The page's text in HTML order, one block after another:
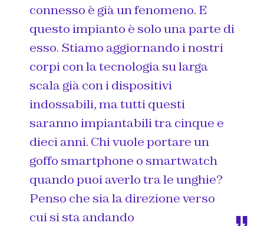
connesso è già un fenomeno. E
questo impianto è solo una parte di
esso. Stiamo aggiornando i nostri
corpi con la tecnologia su larga
scala già con i dispositivi
indossabili, ma tutti questi
saranno impiantabili tra cinque e
dieci anni. Chi vuole portare un
goffo smartphone o smartwatch
quando puoi averlo tra le unghie?
Penso che sia la direzione verso
cui si sta andando